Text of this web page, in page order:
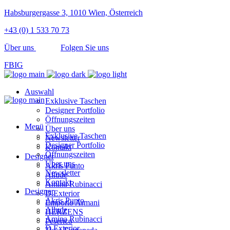
Habsburgergasse 3, 1010 Wien, Österreich
+43 (0) 1 533 70 73
Über uns
Folgen Sie uns
FBIG
Auswahl
Exklusive Taschen
Designer Portfolio
Öffnungszeiten
Über uns
Newsletter
Kontakt
Designer
Akris Punto
Allude
Amina Rubinacci
D.Exterior
Emporio Armani
HERZENS
Peserico
Menü
Exklusive Taschen
Designer Portfolio
Öffnungszeiten
Über uns
Newsletter
Kontakt
Designer
Akris Punto
Allude
Amina Rubinacci
D.Exterior